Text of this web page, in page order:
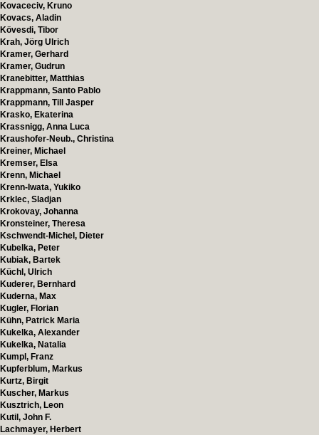
Kovaceciv, Kruno
Kovacs, Aladin
Kövesdi, Tibor
Krah, Jörg Ulrich
Kramer, Gerhard
Kramer, Gudrun
Kranebitter, Matthias
Krappmann, Santo Pablo
Krappmann, Till Jasper
Krasko, Ekaterina
Krassnigg, Anna Luca
Kraushofer-Neub., Christina
Kreiner, Michael
Kremser, Elsa
Krenn, Michael
Krenn-Iwata, Yukiko
Krklec, Sladjan
Krokovay, Johanna
Kronsteiner, Theresa
Kschwendt-Michel, Dieter
Kubelka, Peter
Kubiak, Bartek
Küchl, Ulrich
Kuderer, Bernhard
Kuderna, Max
Kugler, Florian
Kühn, Patrick Maria
Kukelka, Alexander
Kukelka, Natalia
Kumpl, Franz
Kupferblum, Markus
Kurtz, Birgit
Kuscher, Markus
Kusztrich, Leon
Kutil, John F.
Lachmayer, Herbert